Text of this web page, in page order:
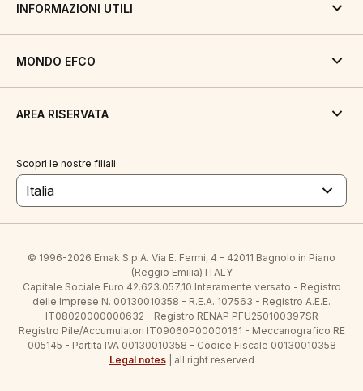
INFORMAZIONI UTILI
MONDO EFCO
AREA RISERVATA
Scopri le nostre filiali
Italia
© 1996-2026 Emak S.p.A. Via E. Fermi, 4 - 42011 Bagnolo in Piano
(Reggio Emilia) ITALY
Capitale Sociale Euro 42.623.057,10 Interamente versato - Registro
delle Imprese N. 00130010358 - R.E.A. 107563 - Registro A.E.E.
IT08020000000632 - Registro RENAP PFU250100397SR
Registro Pile/Accumulatori IT09060P00000161 - Meccanografico RE
005145 - Partita IVA 00130010358 - Codice Fiscale 00130010358
Legal notes| all right reserved